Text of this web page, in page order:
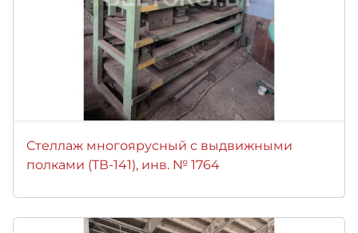
Стеллаж многоярусный с выдвижными
полками (ТВ-141), инв. № 1764